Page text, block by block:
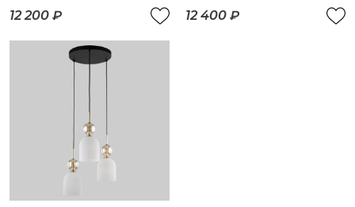
плафоном
12 200 ₽
плафоном
12 400 ₽